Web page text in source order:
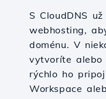
S CloudDNS
webhosting,
doménu. V
vytvoríte alebo
rýchlo ho
Workspace